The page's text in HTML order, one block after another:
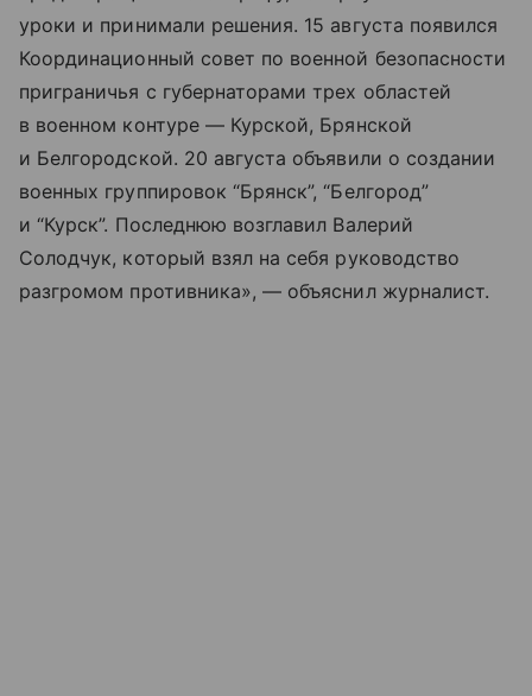
уроки и принимали решения. 15 августа появился
Координационный совет по военной безопасности
приграничья с губернаторами трех областей
в военном контуре — Курской, Брянской
и Белгородской. 20 августа объявили о создании
военных группировок “Брянск”, “Белгород”
и “Курск”. Последнюю возглавил Валерий
Солодчук, который взял на себя руководство
разгромом противника», — объяснил журналист.